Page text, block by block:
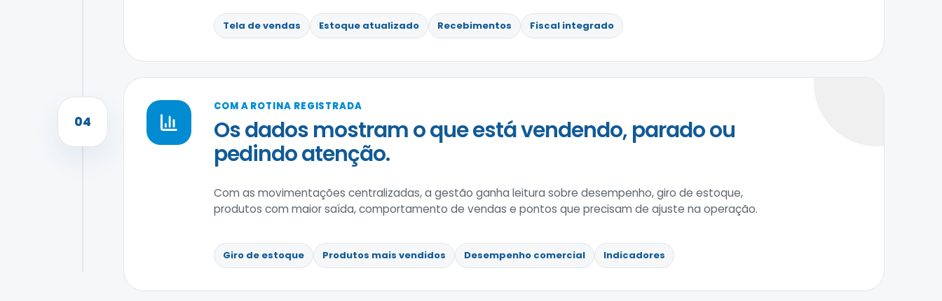
Tela de vendas Estoque atualizado Recebimentos Fiscal integrado
04
COM A ROTINA REGISTRADA
Os dados mostram o que está vendendo, parado ou
pedindo atenção.
Com as movimentações centralizadas, a gestão ganha leitura sobre desempenho, giro de estoque,
produtos com maior saída, comportamento de vendas e pontos que precisam de ajuste na operação.
Giro de estoque Produtos mais vendidos Desempenho comercial Indicadores